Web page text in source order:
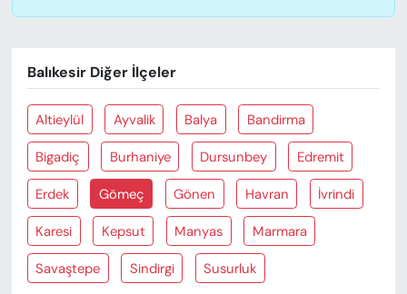
Balıkesir Diğer İlçeler
Altieylül Ayvalik Balya Bandirma
Bigadiç Burhaniye Dursunbey Edremit
Erdek Gömeç Gönen Havran İvrindi
Karesi Kepsut Manyas Marmara
Savaştepe Sindirgi Susurluk